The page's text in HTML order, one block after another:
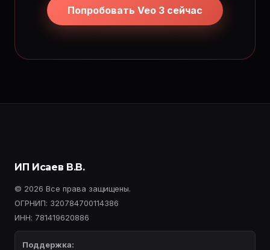
Попробовать Veo 3 сейчас
ИП Исаев В.В.
© 2026 Все права защищены.
ОГРНИП: 320784700114386
ИНН: 781419620886
Поддержка: